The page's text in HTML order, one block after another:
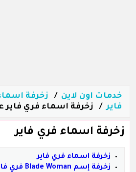
خدمات اون لاين
زخرفة
فاير
زخرفة اسماء فري فاير
زخرفة اسماء فري فاير
زخرفة اسماء فري فاير
زخرفة إسم Blade Woman فري فاير إنجليزي